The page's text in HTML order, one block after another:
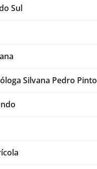
Sul
Silvana Pedro Pinto